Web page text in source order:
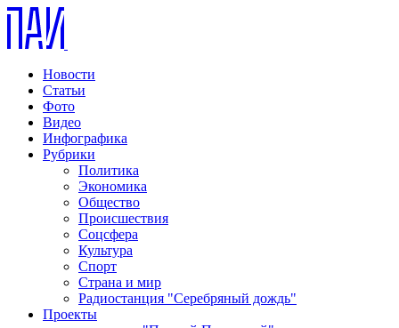
Новости
Статьи
Фото
Видео
Инфографика
Рубрики
Политика
Экономика
Общество
Происшествия
Соцсфера
Культура
Спорт
Страна и мир
Радиостанция "Серебряный дождь"
Проекты